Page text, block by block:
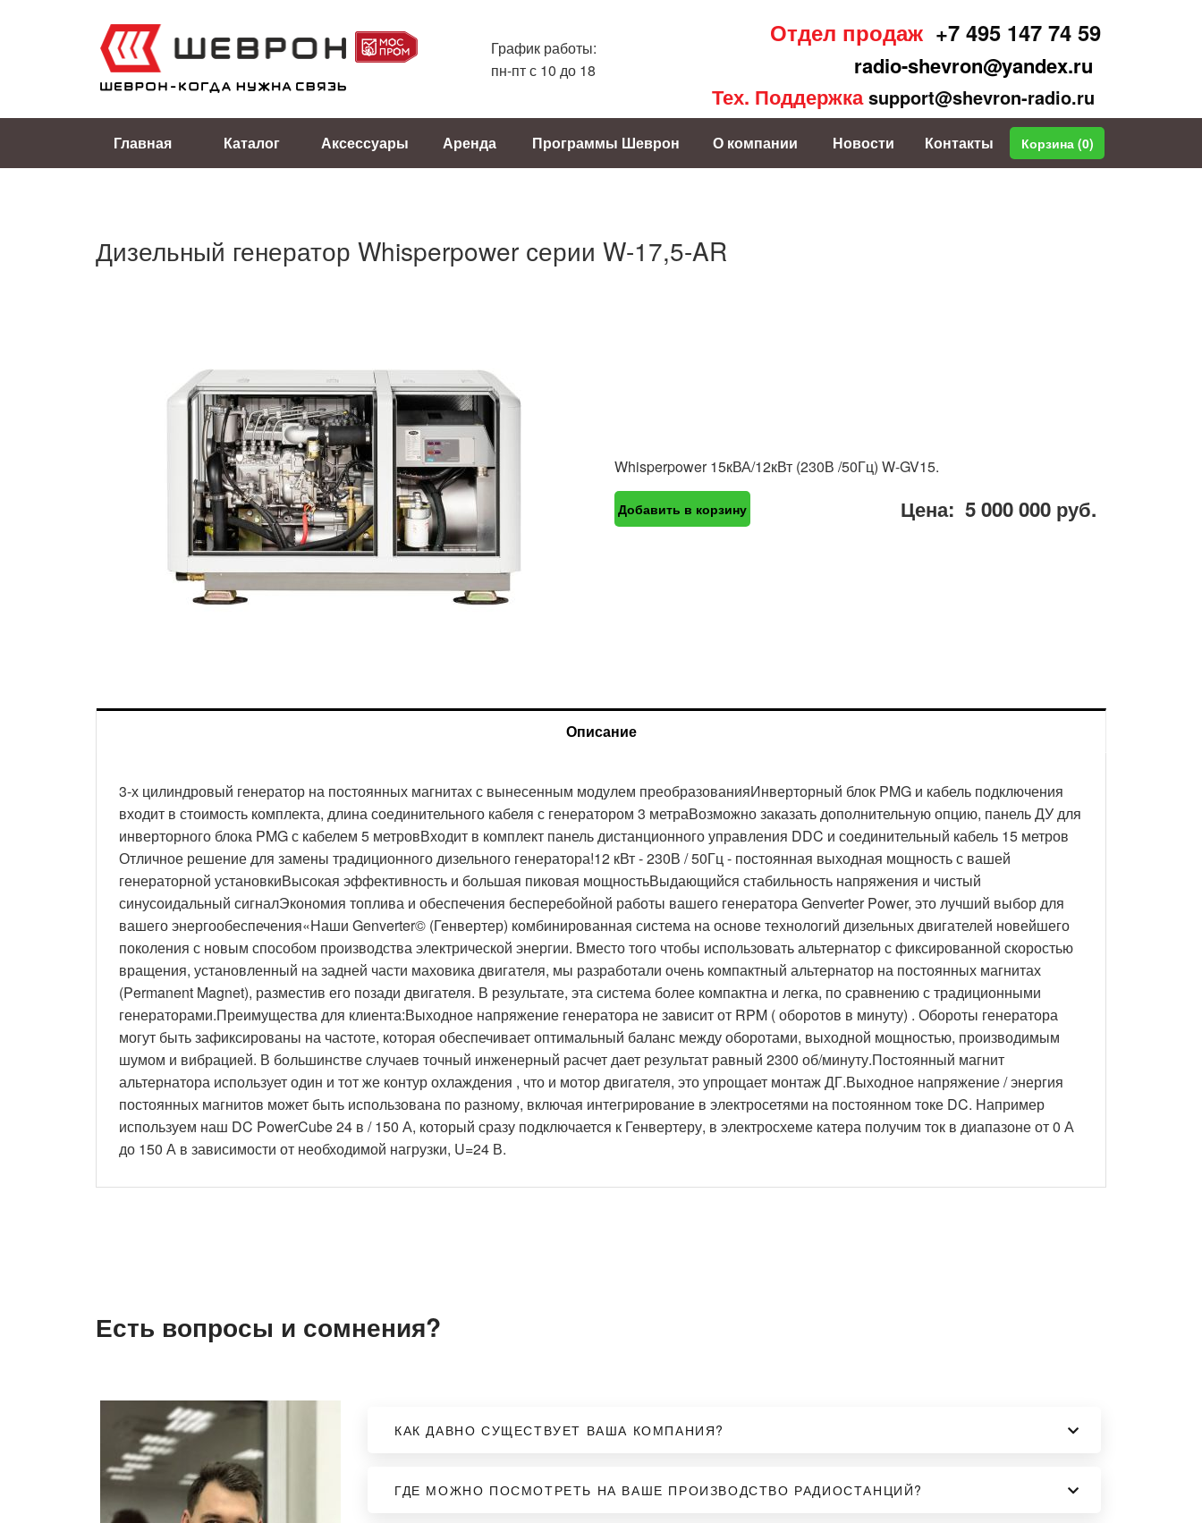
График работы:
пн-пт с 10 до 18
Отдел продаж +7 495 147 74 59
radio-shevron@yandex.ru
Тех. Поддержка support@shevron-radio.ru
Главная Каталог Аксессуары Аренда Программы Шеврон О компании Новости Контакты Корзина (0)
Дизельный генератор Whisperpower серии W-17,5-AR
Whisperpower 15кВА/12кВт (230В /50Гц) W-GV15.
Добавить в корзину Цена: 5 000 000 руб.
Описание
3-х цилиндровый генератор на постоянных магнитах с вынесенным модулем преобразованияИнверторный блок PMG и кабель подключения
входит в стоимость комплекта, длина соединительного кабеля с генератором 3 метраВозможно заказать дополнительную опцию, панель ДУ для
инверторного блока PMG с кабелем 5 метровВходит в комплект панель дистанционного управления DDC и соединительный кабель 15 метров
Отличное решение для замены традиционного дизельного генератора!12 кВт - 230В / 50Гц - постоянная выходная мощность с вашей
генераторной установкиВысокая эффективность и большая пиковая мощностьВыдающийся стабильность напряжения и чистый
синусоидальный сигналЭкономия топлива и обеспечения бесперебойной работы вашего генератора Genverter Power, это лучший выбор для
вашего энергообеспечения«Наши Genverter© (Генвертер) комбинированная система на основе технологий дизельных двигателей новейшего
поколения с новым способом производства электрической энергии. Вместо того чтобы использовать альтернатор с фиксированной скоростью
вращения, установленный на задней части маховика двигателя, мы разработали очень компактный альтернатор на постоянных магнитах
(Permanent Magnet), разместив его позади двигателя. В результате, эта система более компактна и легка, по сравнению с традиционными
генераторами.Преимущества для клиента:Выходное напряжение генератора не зависит от RPM ( оборотов в минуту) . Обороты генератора
могут быть зафиксированы на частоте, которая обеспечивает оптимальный баланс между оборотами, выходной мощностью, производимым
шумом и вибрацией. В большинстве случаев точный инженерный расчет дает результат равный 2300 об/минуту.Постоянный магнит
альтернатора использует один и тот же контур охлаждения , что и мотор двигателя, это упрощает монтаж ДГ.Выходное напряжение / энергия
постоянных магнитов может быть использована по разному, включая интегрирование в электросетями на постоянном токе DC. Например
используем наш DC PowerCube 24 в / 150 А, который сразу подключается к Генвертеру, в электросхеме катера получим ток в диапазоне от 0 А
до 150 А в зависимости от необходимой нагрузки, U=24 В.
Есть вопросы и сомнения?
КАК ДАВНО СУЩЕСТВУЕТ ВАША КОМПАНИЯ?
ГДЕ МОЖНО ПОСМОТРЕТЬ НА ВАШЕ ПРОИЗВОДСТВО РАДИОСТАНЦИЙ?